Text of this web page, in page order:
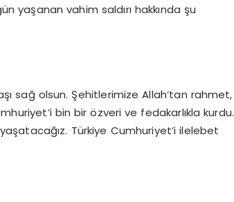
yaşanan vahim saldırı hakkında şu
sağ olsun. Şehitlerimize Allah’tan rahmet,
bin bir özveri ve fedakarlıkla kurdu.
Türkiye Cumhuriyet’i ilelebet